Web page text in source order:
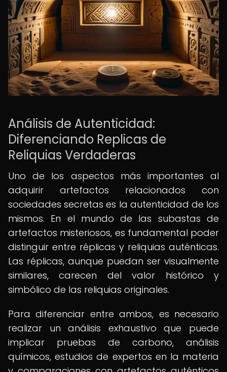
Análisis de Autenticidad:
Diferenciando Replicas de
Reliquias Verdaderas
Uno de los aspectos más importantes al
adquirir artefactos relacionados con
sociedades secretas es la autenticidad de los
mismos. En el mundo de las subastas de
artefactos misteriosos, es fundamental poder
distinguir entre réplicas y reliquias auténticas.
Las réplicas, aunque puedan ser visualmente
similares, carecen del valor histórico y
simbólico de las reliquias originales.
Para diferenciar entre ambos, es necesario
realizar un análisis exhaustivo que puede
implicar pruebas de carbono, análisis
químicos, estudios de expertos en la materia